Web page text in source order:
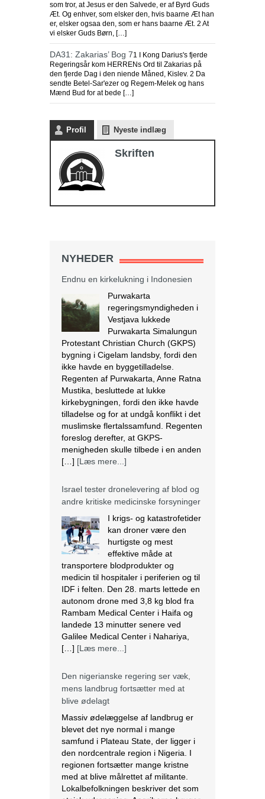
som tror, at Jesus er den Salvede, er af Byrd Guds
Æt. Og enhver, som elsker den, hvis baarne Æt han
er, elsker ogsaa den, som er hans baarne Æt. 2 At
vi elsker Guds Børn, […]
DA31: Zakarias’ Bog 71 I Kong Darius's fjerde
Regeringsår kom HERRENs Ord til Zakarias på
den fjerde Dag i den niende Måned, Kislev. 2 Da
sendte Betel-Sar'ezer og Regem-Melek og hans
Mænd Bud for at bede […]
Profil Nyeste indlæg
Skriften
NYHEDER
Endnu en kirkelukning i Indonesien
Purwakarta
regeringsmyndigheden i
Vestjava lukkede
Purwakarta Simalungun
Protestant Christian Church (GKPS)
bygning i Cigelam landsby, fordi den
ikke havde en byggetilladelse.
Regenten af Purwakarta, Anne Ratna
Mustika, besluttede at lukke
kirkebygningen, fordi den ikke havde
tilladelse og for at undgå konflikt i det
muslimske flertalssamfund. Regenten
foreslog derefter, at GKPS-
menigheden skulle tilbede i en anden
[…] [Læs mere...]
Israel tester dronelevering af blod og
andre kritiske medicinske forsyninger
I krigs- og katastrofetider
kan droner være den
hurtigste og mest
effektive måde at
transportere blodprodukter og
medicin til hospitaler i periferien og til
IDF i felten. Den 28. marts lettede en
autonom drone med 3,8 kg blod fra
Rambam Medical Center i Haifa og
landede 13 minutter senere ved
Galilee Medical Center i Nahariya,
[…] [Læs mere...]
Den nigerianske regering ser væk,
mens landbrug fortsætter med at
blive ødelagt
Massiv ødelæggelse af landbrug er
blevet det nye normal i mange
samfund i Plateau State, der ligger i
den nordcentrale region i Nigeria. I
regionen fortsætter mange kristne
med at blive målrettet af militante.
Lokalbefolkningen beskriver det som